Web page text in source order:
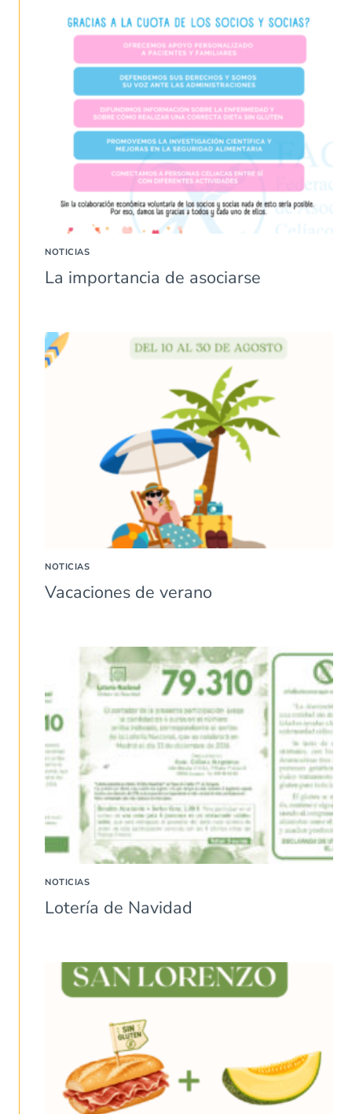
NOTICIAS
La importancia de asociarse
NOTICIAS
Vacaciones de verano
NOTICIAS
Lotería de Navidad